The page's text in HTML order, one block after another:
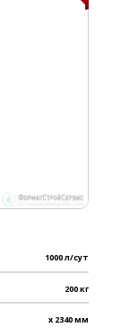
1000 л/сут
200 кг
x 2340 мм